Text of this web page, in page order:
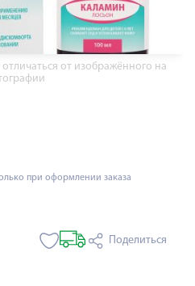
от изображённого на
при оформлении заказа
Поделиться